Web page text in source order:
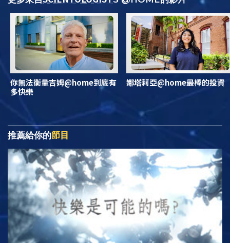
你無法衡量吉姆@home到底有
多快樂
娜塔莉亞@home最棒的投資
推薦給你的節目